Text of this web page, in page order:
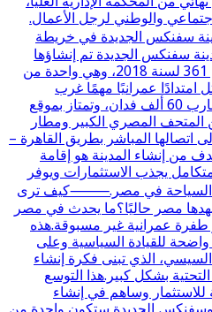
والوطني لرجل الأعمال.
سفنكس الجديدة في خريطة
سفنكس الجديدة تم إنشاؤها
بقرار مجلس الوزراء رقم 361 لسنة 2018، وهي واحدة من
امتدادًا عمرانيًا مهمًا غرب
القاهرة.مساحة المدينة تقارب 60 ألف فدان، وتمتاز بموقع
المتحف المصري الكبير ومطار
اتصالها المباشر بطريق القاهرة –
من إنشاء المدينة هو إقامة
يجذب الاستثمارات ويوفر
السياحة في مصر.⸻كيف ترى
مصر حاليًا؟ما يحدث في مصر
طفرة عمرانية غير مسبوقة.هذه
للقيادة السياسية وعلى
الذي تبنى فكرة إنشاء
بشكل كبير.هذا التوسع
للاستثمار وساهم في إنشاء